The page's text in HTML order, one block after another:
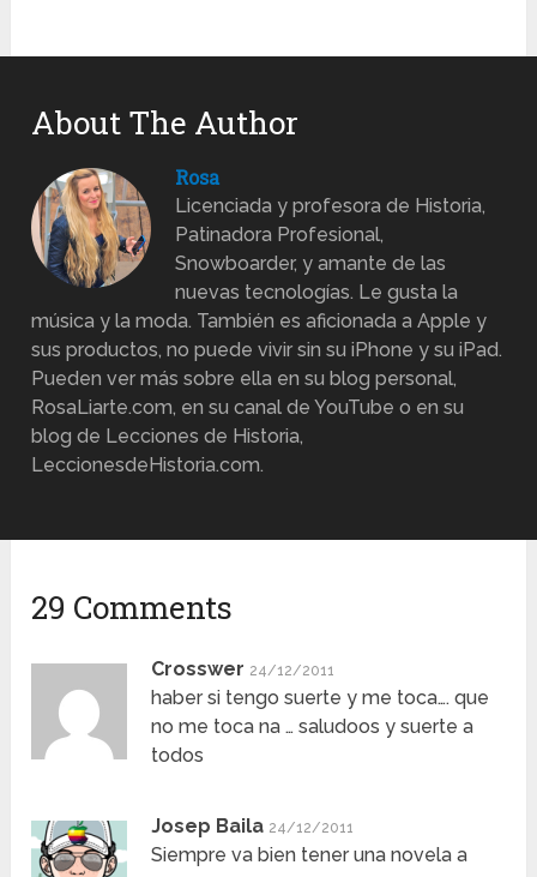
About The Author
Rosa
Licenciada y profesora de Historia,
Patinadora Profesional,
Snowboarder, y amante de las
nuevas tecnologías. Le gusta la
música y la moda. También es aficionada a Apple y
sus productos, no puede vivir sin su iPhone y su iPad.
Pueden ver más sobre ella en su blog personal,
RosaLiarte.com, en su canal de YouTube o en su
blog de Lecciones de Historia,
LeccionesdeHistoria.com.
29 Comments
Crosswer 24/12/2011
haber si tengo suerte y me toca…. que
no me toca na … saludoos y suerte a
todos
Josep Baila 24/12/2011
Siempre va bien tener una novela a